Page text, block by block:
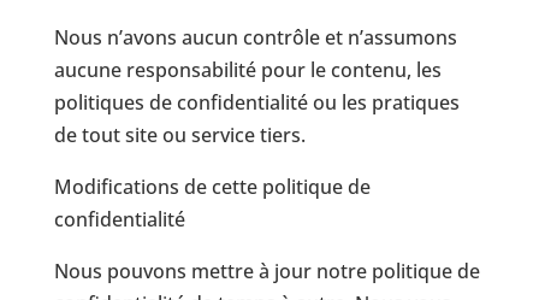
Nous n’avons aucun contrôle et n’assumons
aucune responsabilité pour le contenu, les
politiques de confidentialité ou les pratiques
de tout site ou service tiers.
Modifications de cette politique de
confidentialité
Nous pouvons mettre à jour notre politique de